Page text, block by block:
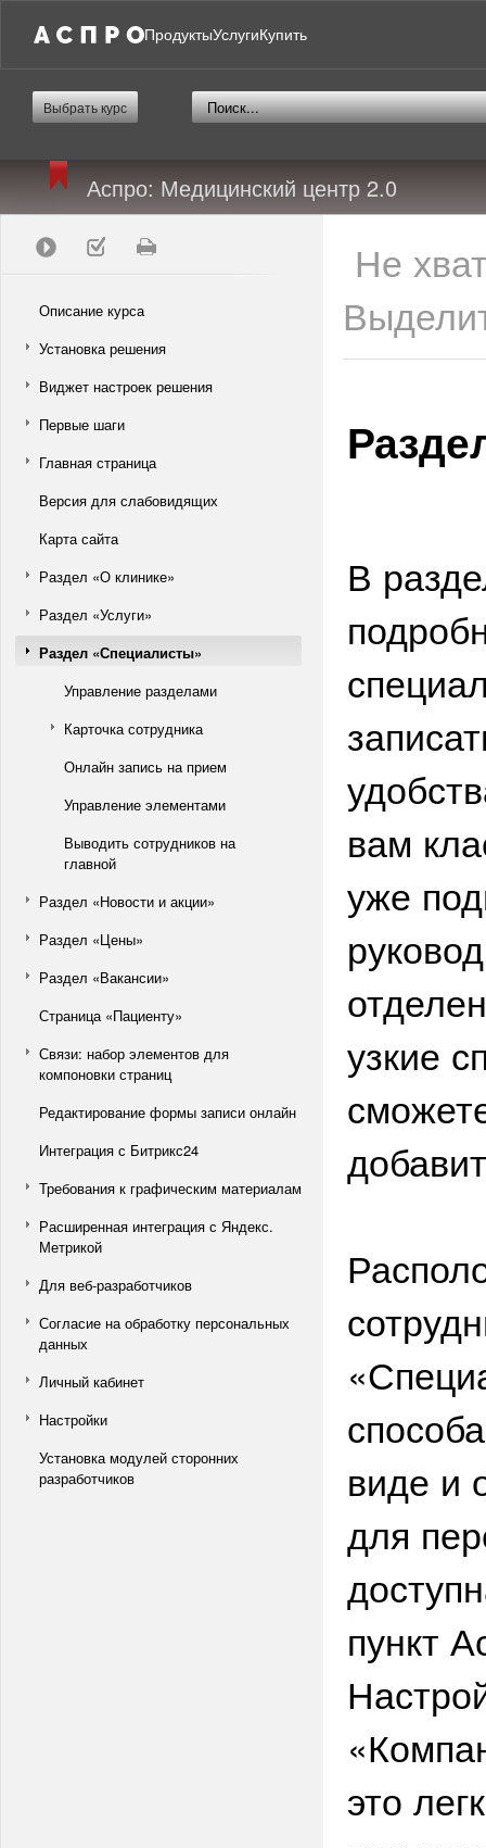
ПродуктыУслугиКупить
Выбрать курс
Аспро: Медицинский центр 2.0
Описание курса
Установка решения
Виджет настроек решения
Первые шаги
Главная страница
Версия для слабовидящих
Карта сайта
Раздел «О клинике»
Раздел «Услуги»
Раздел «Специалисты»
Управление разделами
Карточка сотрудника
Онлайн запись на прием
Управление элементами
Выводить сотрудников на
главной
Раздел «Новости и акции»
Раздел «Цены»
Раздел «Вакансии»
Страница «Пациенту»
Связи: набор элементов для
компоновки страниц
Редактирование формы записи онлайн
Интеграция с Битрикс24
Требования к графическим материалам
Расширенная интеграция с Яндекс.
Метрикой
Для веб-разработчиков
Согласие на обработку персональных
данных
Личный кабинет
Настройки
Установка модулей сторонних
разработчиков
Не
В
вам
уже
узкие
виде и
для
пункт
это